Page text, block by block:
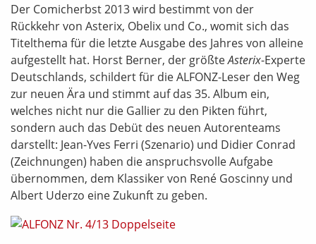
Der Comicherbst 2013 wird bestimmt von der
Rückkehr von Asterix, Obelix und Co., womit sich das
Titelthema für die letzte Ausgabe des Jahres von alleine
aufgestellt hat. Horst Berner, der größteAsterix-Experte
Deutschlands, schildert für die ALFONZ-Leser den Weg
zur neuen Ära und stimmt auf das 35. Album ein,
welches nicht nur die Gallier zu den Pikten führt,
sondern auch das Debüt des neuen Autorenteams
darstellt: Jean-Yves Ferri (Szenario) und Didier Conrad
(Zeichnungen) haben die anspruchsvolle Aufgabe
übernommen, dem Klassiker von René Goscinny und
Albert Uderzo eine Zukunft zu geben.